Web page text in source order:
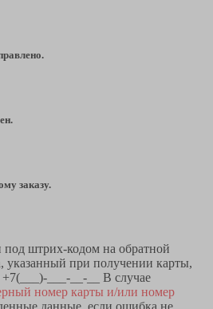
заказу.
штрих-кодом на обратной
указанный при получении карты,
___-__-__ В случае
номер карты и/или номер